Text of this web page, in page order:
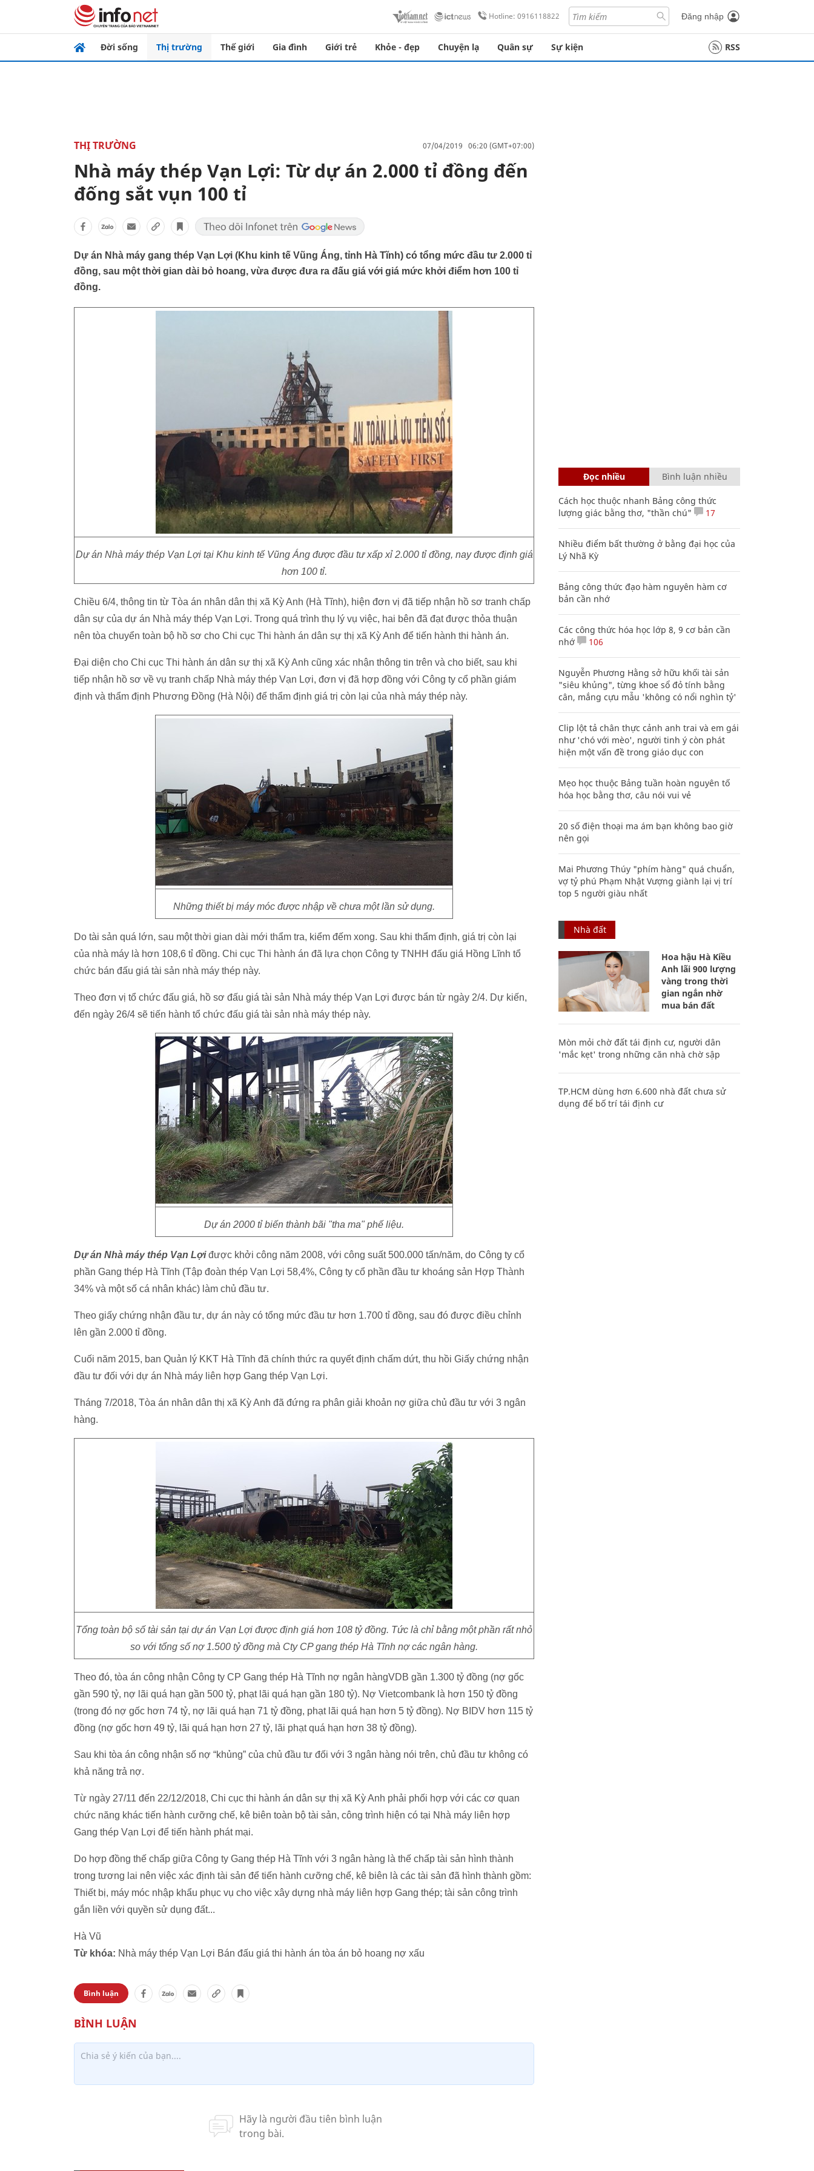
Hotline: 0916118822 Đăng nhập
Đời sống Thị trường Thế giới Gia đình Giới trẻ Khỏe - đẹp Chuyện lạ Quân sự Sự kiện RSS
THỊ TRƯỜNG 07/04/2019 06:20 (GMT+07:00)
Nhà máy thép Vạn Lợi: Từ dự án 2.000 tỉ đồng đến
đống sắt vụn 100 tỉ
Dự án Nhà máy gang thép Vạn Lợi (Khu kinh tế Vũng Áng, tỉnh Hà Tĩnh) có tổng mức đầu tư 2.000 tỉ
đồng, sau một thời gian dài bỏ hoang, vừa được đưa ra đấu giá với giá mức khởi điểm hơn 100 tỉ
đồng.
Dự án Nhà máy thép Vạn Lợi tại Khu kinh tế Vũng Áng được đầu tư xấp xỉ 2.000 tỉ đồng, nay được định giá
hơn 100 tỉ.
Chiều 6/4, thông tin từ Tòa án nhân dân thị xã Kỳ Anh (Hà Tĩnh), hiện đơn vị đã tiếp nhận hồ sơ tranh chấp
dân sự của dự án Nhà máy thép Vạn Lợi. Trong quá trình thụ lý vụ việc, hai bên đã đạt được thỏa thuận
nên tòa chuyển toàn bộ hồ sơ cho Chi cục Thi hành án dân sự thị xã Kỳ Anh để tiến hành thi hành án.
Đại diện cho Chi cục Thi hành án dân sự thị xã Kỳ Anh cũng xác nhận thông tin trên và cho biết, sau khi
tiếp nhận hồ sơ về vụ tranh chấp Nhà máy thép Vạn Lợi, đơn vị đã hợp đồng với Công ty cổ phần giám
định và thẩm định Phương Đồng (Hà Nội) để thẩm định giá trị còn lại của nhà máy thép này.
Những thiết bị máy móc được nhập về chưa một lần sử dụng.
Do tài sản quá lớn, sau một thời gian dài mới thẩm tra, kiểm đếm xong. Sau khi thẩm định, giá trị còn lại
của nhà máy là hơn 108,6 tỉ đồng. Chi cục Thi hành án đã lựa chọn Công ty TNHH đấu giá Hồng Lĩnh tổ
chức bán đấu giá tài sản nhà máy thép này.
Theo đơn vị tổ chức đấu giá, hồ sơ đấu giá tài sản Nhà máy thép Vạn Lợi được bán từ ngày 2/4. Dự kiến,
đến ngày 26/4 sẽ tiến hành tổ chức đấu giá tài sản nhà máy thép này.
Dự án 2000 tỉ biến thành bãi "tha ma" phế liệu.
Dự án Nhà máy thép Vạn Lợiđược khởi công năm 2008, với công suất 500.000 tấn/năm, do Công ty cổ
phần Gang thép Hà Tĩnh (Tập đoàn thép Vạn Lợi 58,4%, Công ty cổ phần đầu tư khoáng sản Hợp Thành
34% và một số cá nhân khác) làm chủ đầu tư.
Theo giấy chứng nhận đầu tư, dự án này có tổng mức đầu tư hơn 1.700 tỉ đồng, sau đó được điều chỉnh
lên gần 2.000 tỉ đồng.
Cuối năm 2015, ban Quản lý KKT Hà Tĩnh đã chính thức ra quyết định chấm dứt, thu hồi Giấy chứng nhận
đầu tư đối với dự án Nhà máy liên hợp Gang thép Vạn Lợi.
Tháng 7/2018, Tòa án nhân dân thị xã Kỳ Anh đã đứng ra phân giải khoản nợ giữa chủ đầu tư với 3 ngân
hàng.
Tổng toàn bộ số tài sản tại dự án Vạn Lợi được định giá hơn 108 tỷ đồng. Tức là chỉ bằng một phần rất nhỏ
so với tổng số nợ 1.500 tỷ đồng mà Cty CP gang thép Hà Tĩnh nợ các ngân hàng.
Theo đó, tòa án công nhận Công ty CP Gang thép Hà Tĩnh nợ ngân hàngVDB gần 1.300 tỷ đồng (nợ gốc
gần 590 tỷ, nợ lãi quá hạn gần 500 tỷ, phạt lãi quá hạn gần 180 tỷ). Nợ Vietcombank là hơn 150 tỷ đồng
(trong đó nợ gốc hơn 74 tỷ, nợ lãi quá hạn 71 tỷ đồng, phạt lãi quá hạn hơn 5 tỷ đồng). Nợ BIDV hơn 115 tỷ
đồng (nợ gốc hơn 49 tỷ, lãi quá hạn hơn 27 tỷ, lãi phạt quá hạn hơn 38 tỷ đồng).
Sau khi tòa án công nhận số nợ “khủng” của chủ đầu tư đối với 3 ngân hàng nói trên, chủ đầu tư không có
khả năng trả nợ.
Từ ngày 27/11 đến 22/12/2018, Chi cục thi hành án dân sự thị xã Kỳ Anh phải phối hợp với các cơ quan
chức năng khác tiến hành cưỡng chế, kê biên toàn bộ tài sản, công trình hiện có tại Nhà máy liên hợp
Gang thép Vạn Lợi để tiến hành phát mại.
Do hợp đồng thế chấp giữa Công ty Gang thép Hà Tĩnh với 3 ngân hàng là thế chấp tài sản hình thành
trong tương lai nên việc xác định tài sản để tiến hành cưỡng chế, kê biên là các tài sản đã hình thành gồm:
Thiết bị, máy móc nhập khẩu phục vụ cho việc xây dựng nhà máy liên hợp Gang thép; tài sản công trình
gắn liền với quyền sử dụng đất...
Hà Vũ
Từ khóa: Nhà máy thép Vạn Lợi Bán đấu giá thi hành án tòa án bỏ hoang nợ xấu
Bình luận
Đọc nhiều Bình luận nhiều
Cách học thuộc nhanh Bảng công thức
lượng giác bằng thơ, "thần chú"
17
Nhiều điểm bất thường ở bằng đại học của
Lý Nhã Kỳ
Bảng công thức đạo hàm nguyên hàm cơ
bản cần nhớ
Các công thức hóa học lớp 8, 9 cơ bản cần
nhớ
106
Nguyễn Phương Hằng sở hữu khối tài sản
"siêu khủng", từng khoe sổ đỏ tính bằng
cân, mắng cựu mẫu 'không có nổi nghìn tỷ'
Clip lột tả chân thực cảnh anh trai và em gái
như 'chó với mèo', người tinh ý còn phát
hiện một vấn đề trong giáo dục con
Mẹo học thuộc Bảng tuần hoàn nguyên tố
hóa học bằng thơ, câu nói vui vẻ
20 số điện thoại ma ám bạn không bao giờ
nên gọi
Mai Phương Thúy "phím hàng" quá chuẩn,
vợ tỷ phú Phạm Nhật Vượng giành lại vị trí
top 5 người giàu nhất
Nhà đất
Hoa hậu Hà Kiều
Anh lãi 900 lượng
vàng trong thời
gian ngắn nhờ
mua bán đất
Mòn mỏi chờ đất tái định cư, người dân
'mắc kẹt' trong những căn nhà chờ sập
TP.HCM dùng hơn 6.600 nhà đất chưa sử
dụng để bố trí tái định cư